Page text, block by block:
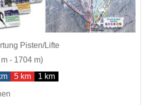
Pisten/Lifte
- 1704 m)
5 km 1 km